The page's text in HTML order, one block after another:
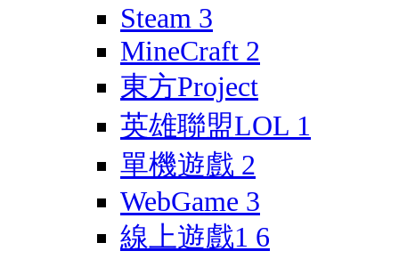
Steam 3
MineCraft 2
東方Project
英雄聯盟LOL 1
單機遊戲 2
WebGame 3
線上遊戲1 6